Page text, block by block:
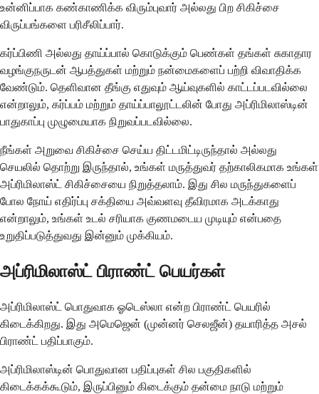
உன்னிப்பாக கண்காணிக்க விரும்புவார் அல்லது பிற சிகிச்சை
விருப்பங்களை பரிசீலிப்பார்.
கர்ப்பிணி அல்லது தாய்ப்பால் கொடுக்கும் பெண்கள் தங்கள் சுகாதார
வழங்குநருடன் ஆபத்துகள் மற்றும் நன்மைகளைப் பற்றி விவாதிக்க
வேண்டும். தெளிவான தீங்கு எதுவும் ஆய்வுகளில் காட்டப்படவில்லை
என்றாலும், கர்ப்பம் மற்றும் தாய்ப்பாலூட்டலின் போது அப்ரிமிலாஸ்டின்
பாதுகாப்பு முழுமையாக நிறுவப்படவில்லை.
நீங்கள் அறுவை சிகிச்சை செய்ய திட்டமிட்டிருந்தால் அல்லது
செயலில் தொற்று இருந்தால், உங்கள் மருத்துவர் தற்காலிகமாக உங்கள்
அப்ரிமிலாஸ்ட் சிகிச்சையை நிறுத்தலாம். இது சில மருந்துகளைப்
போல நோய் எதிர்ப்பு சக்தியை அவ்வளவு தீவிரமாக அடக்காது
என்றாலும், உங்கள் உடல் சரியாக குணமடைய முடியும் என்பதை
உறுதிப்படுத்துவது இன்னும் முக்கியம்.
அப்ரிமிலாஸ்ட் பிராண்ட் பெயர்கள்
அப்ரிமிலாஸ்ட் பொதுவாக ஓடெஸ்லா என்ற பிராண்ட் பெயரில்
கிடைக்கிறது. இது அமெஜென் (முன்னர் செலஜீன்) தயாரித்த அசல்
பிராண்ட் பதிப்பாகும்.
அப்ரிமிலாஸ்டின் பொதுவான பதிப்புகள் சில பகுதிகளில்
கிடைக்கக்கூடும், இருப்பினும் கிடைக்கும் தன்மை நாடு மற்றும்